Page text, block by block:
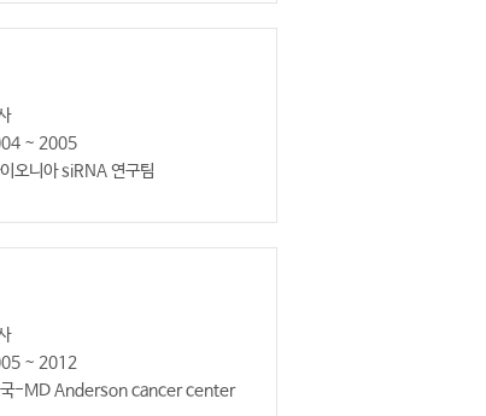
~ 2005
오니아 siRNA 연구팀
~ 2012
국-MD Anderson cancer center